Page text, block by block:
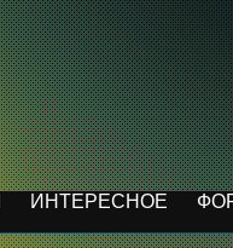
ИНТЕРЕСНОЕ